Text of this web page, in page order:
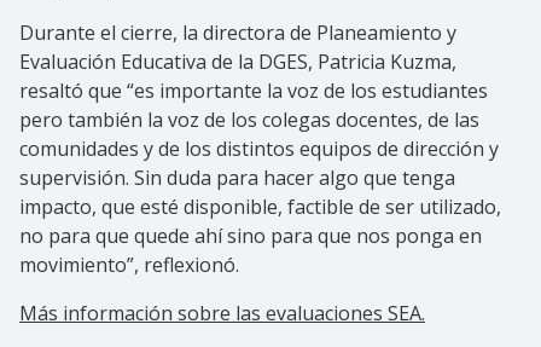
Durante el cierre, la directora de Planeamiento y
Evaluación Educativa de la DGES, Patricia Kuzma,
resaltó que “es importante la voz de los estudiantes
pero también la voz de los colegas docentes, de las
comunidades y de los distintos equipos de dirección y
supervisión. Sin duda para hacer algo que tenga
impacto, que esté disponible, factible de ser utilizado,
no para que quede ahí sino para que nos ponga en
movimiento”, reflexionó.
Más información sobre las evaluaciones SEA.